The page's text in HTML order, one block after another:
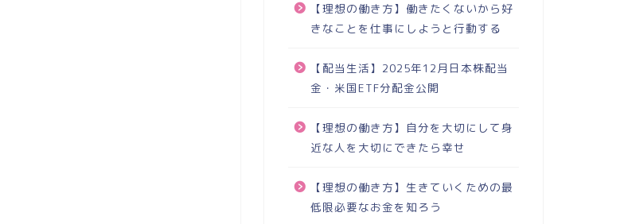
【理想の働き方】働きたくないから好
きなことを仕事にしようと行動する
【配当生活】2025年12月日本株配当
金・米国ETF分配金公開
【理想の働き方】自分を大切にして身
近な人を大切にできたら幸せ
【理想の働き方】生きていくための最
低限必要なお金を知ろう